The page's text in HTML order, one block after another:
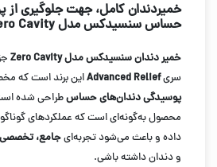
خمیردندان کامل، جهت جلوگیری از
حساس سنسیدکس مدل Zero Cavity
خمیر دندان سنسیدکس مدل Zero Cavity
سریAdvanced Reliefاین برند است که
پوسیدگی دندان‌های حساسطراحی شده‌
محصول به‌گونه‌ای است که عملکردهای
داده و باعث می‌شود تجربه‌ایجامع، تخصصی
و دندان داشته باشی.